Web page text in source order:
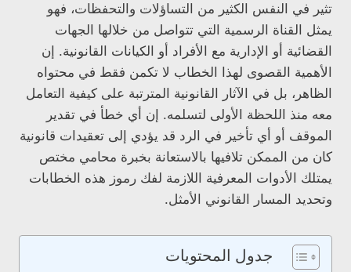
تثير في النفس الكثير من التساؤلات والتحفظات، فهو
يمثل القناة الرسمية التي تتواصل من خلالها الجهات
القضائية أو الإدارية مع الأفراد أو الكيانات القانونية. إن
الأهمية القصوى لهذا الخطاب لا تكمن فقط في محتواه
الظاهر، بل في الآثار القانونية المترتبة على كيفية التعامل
معه منذ اللحظة الأولى لتسلمه. إن أي خطأ في تقدير
الموقف أو أي تأخير في الرد قد يؤدي إلى تعقيدات قانونية
كان من الممكن تلافيها بالاستعانة بخبرة محامي مختص
يمتلك الأدوات المعرفية اللازمة لفك رموز هذه الخطابات
وتحديد المسار القانوني الأمثل.
جدول المحتويات